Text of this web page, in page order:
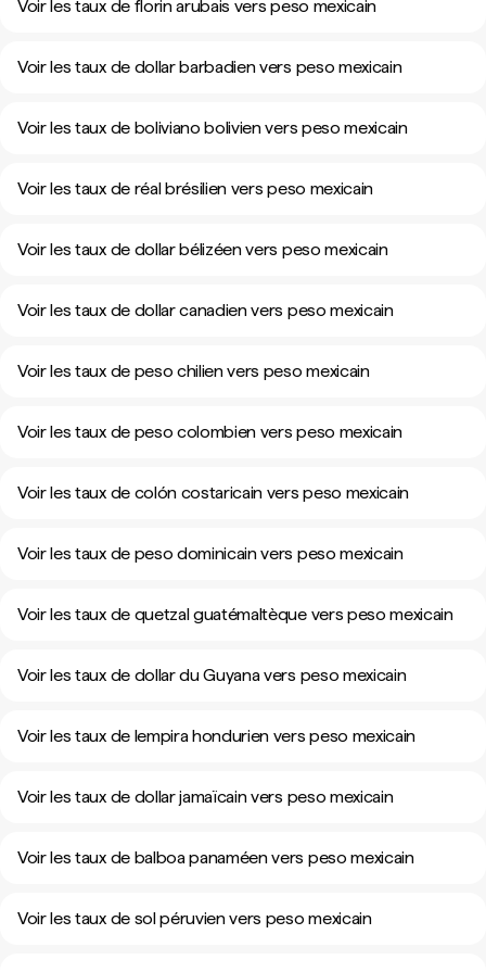
Voir les taux de florin arubais vers peso mexicain
Voir les taux de dollar barbadien vers peso mexicain
Voir les taux de boliviano bolivien vers peso mexicain
Voir les taux de réal brésilien vers peso mexicain
Voir les taux de dollar bélizéen vers peso mexicain
Voir les taux de dollar canadien vers peso mexicain
Voir les taux de peso chilien vers peso mexicain
Voir les taux de peso colombien vers peso mexicain
Voir les taux de colón costaricain vers peso mexicain
Voir les taux de peso dominicain vers peso mexicain
Voir les taux de quetzal guatémaltèque vers peso mexicain
Voir les taux de dollar du Guyana vers peso mexicain
Voir les taux de lempira hondurien vers peso mexicain
Voir les taux de dollar jamaïcain vers peso mexicain
Voir les taux de balboa panaméen vers peso mexicain
Voir les taux de sol péruvien vers peso mexicain